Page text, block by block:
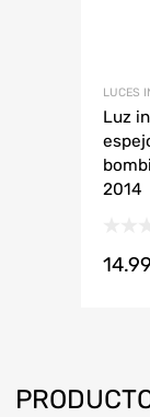
LUCES
Luz
2014
14.99